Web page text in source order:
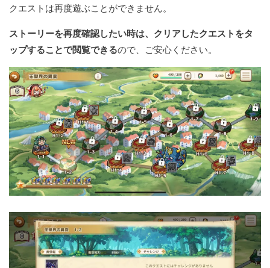
クエストは再度遊ぶことができません。
ストーリーを再度確認したい時は、クリアしたクエストをタ
ップすることで閲覧できるので、ご安心ください。